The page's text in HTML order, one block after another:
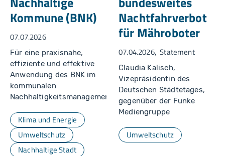
Kommune (BNK)
07.07.2026
Für eine praxisnahe,
effiziente und effektive
Anwendung des BNK im
kommunalen
Nachhaltigkeitsmanagement
Klima und Energie
Umweltschutz
Nachhaltige Stadt
Nachtfahrverbot
für Mähroboter
07.04.2026 Statement
Claudia Kalisch,
Vizepräsidentin des
Deutschen Städtetages,
gegenüber der Funke
Mediengruppe
Umweltschutz